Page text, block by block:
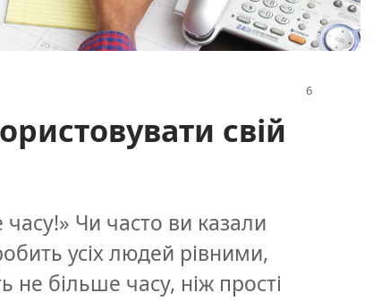
свій
Чи часто ви казали
усіх людей рівними,
не більше часу, ніж прості